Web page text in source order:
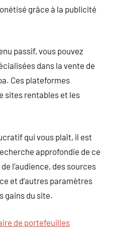
grâce à la publicité
passif, vous pouvez
dans la vente de
Ces plateformes
sites rentables et les
qui vous plaît, il est
approfondie de ce
l’audience, des sources
et d’autres paramètres
gains du site.
de portefeuilles